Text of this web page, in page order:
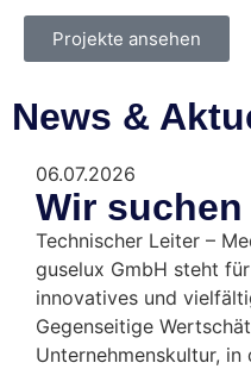
Projekte ansehen
News &
06.07.2026
Wir
Technischer Leiter –
guselux GmbH steht
innovatives und
Gegenseitige
Unternehmenskultur, in